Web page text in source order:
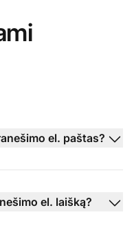
el. paštas?
el. laišką?